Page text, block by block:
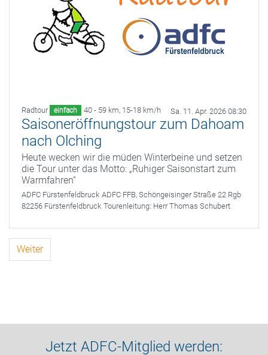
Radtour einfach 40 - 59 km, 15-18 km/h Sa. 11. Apr. 2026 08:30
Saisoneröffnungstour zum Dahoam
nach Olching
Heute wecken wir die müden Winterbeine und setzen
die Tour unter das Motto: „Ruhiger Saisonstart zum
Warmfahren“
ADFC Fürstenfeldbruck ADFC FFB, Schöngeisinger Straße 22 Rgb
82256 Fürstenfeldbruck Tourenleitung: Herr Thomas Schubert
Weiter
Jetzt ADFC-Mitglied werden: